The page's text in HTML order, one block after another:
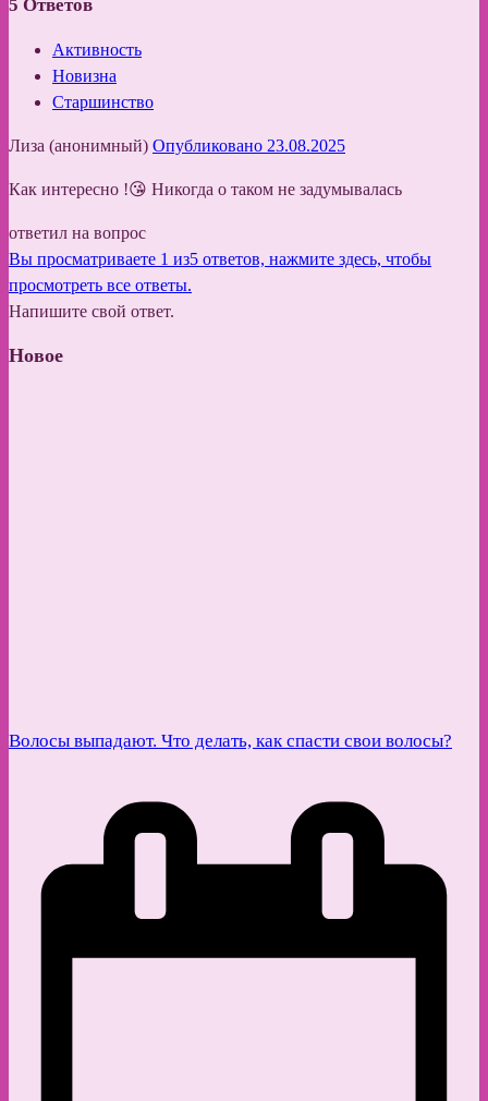
5 Ответов
Активность
Новизна
Старшинство
Лиза (анонимный) Опубликовано 23.08.2025
Как интересно !😘 Никогда о таком не задумывалась
ответил на вопрос
Вы просматриваете 1 из5 ответов, нажмите здесь, чтобы
просмотреть все ответы.
Напишите свой ответ.
Новое
Волосы выпадают. Что делать, как спасти свои волосы?